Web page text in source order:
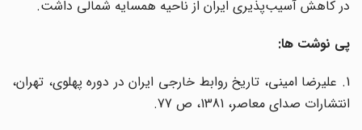
در کاهش آسیب‌پذیری ایران از ناحیه همسایه شمالی داشت.
پی نوشت ها:
1. علیرضا امینی، تاریخ روابط خارجی ایران در دوره پهلوی، تهران،
انتشارات صدای معاصر، 1381، ص 77.